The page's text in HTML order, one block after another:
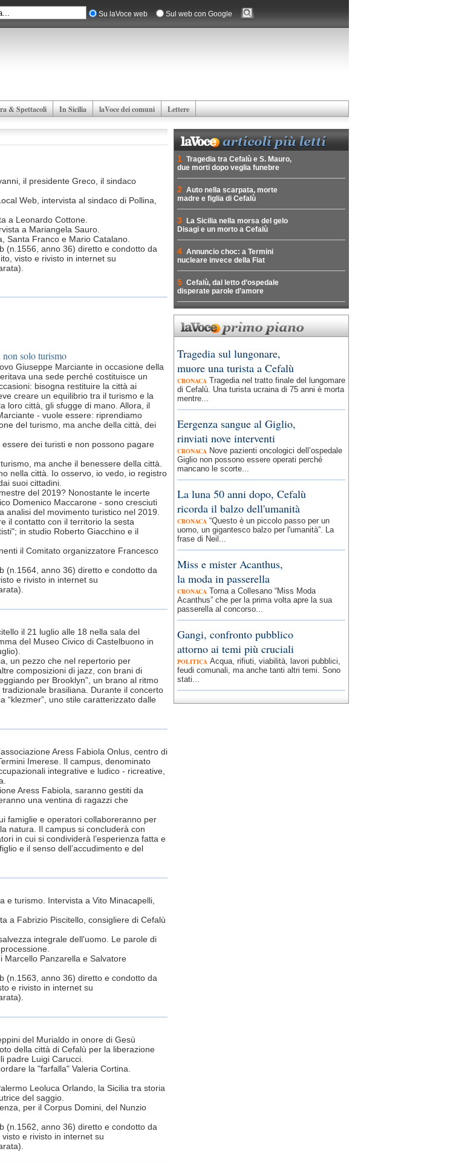
Su laVoce web Sul web con Google
& Spettacoli In Sicilia laVoce dei comuni Lettere
il presidente Greco, il sindaco
Web, intervista al sindaco di Pollina,
a Leonardo Cottone.
a Mariangela Sauro.
Santa Franco e Mario Catalano.
(n.1556, anno 36) diretto e condotto da
visto e rivisto in internet su
solo turismo
Giuseppe Marciante in occasione della
una sede perché costituisce un
bisogna restituire la città ai
creare un equilibrio tra il turismo e la
loro città, gli sfugge di mano. Allora, il
- vuole essere: riprendiamo
del turismo, ma anche della città, dei
dei turisti e non possono pagare
ma anche il benessere della città.
nella città. Io osservo, io vedo, io registro
suoi cittadini.
del 2019? Nonostante le incerte
Domenico Maccarone - sono cresciuti
del movimento turistico nel 2019.
il contatto con il territorio la sesta
in studio Roberto Giacchino e il
il Comitato organizzatore Francesco
(n.1564, anno 36) diretto e condotto da
e rivisto in internet su
il 21 luglio alle 18 nella sala del
del Museo Civico di Castelbuono in
un pezzo che nel repertorio per
composizioni di jazz, con brani di
per Brooklyn”, un brano al ritmo
brasiliana. Durante il concerto
“klezmer”, uno stile caratterizzato dalle
Aress Fabiola Onlus, centro di
Imerese. Il campus, denominato
integrative e ludico - ricreative,
Aress Fabiola, saranno gestiti da
una ventina di ragazzi che
famiglie e operatori collaboreranno per
natura. Il campus si concluderà con
in cui si condividerà l’esperienza fatta e
e il senso dell’accudimento e del
e turismo. Intervista a Vito Minacapelli,
a Fabrizio Piscitello, consigliere di Cefalù
integrale dell'uomo. Le parole di
Marcello Panzarella e Salvatore
(n.1563, anno 36) diretto e condotto da
e rivisto in internet su
del Murialdo in onore di Gesù
della città di Cefalù per la liberazione
padre Luigi Carucci.
la "farfalla" Valeria Cortina.
Leoluca Orlando, la Sicilia tra storia
del saggio.
per il Corpus Domini, del Nunzio
(n.1562, anno 36) diretto e condotto da
e rivisto in internet su
1 Tragedia tra Cefalù e S. Mauro,
due morti dopo veglia funebre
2 Auto nella scarpata, morte
madre e figlia di Cefalù
3
La Sicilia nella morsa del gelo
Disagi e un morto a Cefalù
4 Annuncio choc: a Termini
nucleare invece della Fiat
5 Cefalù, dal letto d’ospedale
disperate parole d’amore
Tragedia sul lungonare,
muore una turista a Cefalù
CRONACA Tragedia nel tratto finale del lungomare
di Cefalù. Una turista ucraina di 75 anni è morta
mentre...
Eergenza sangue al Giglio,
rinviati nove interventi
CRONACA Nove pazienti oncologici dell’ospedale
Giglio non possono essere operati perché
mancano le scorte...
La luna 50 anni dopo, Cefalù
ricorda il balzo dell'umanità
CRONACA “Questo è un piccolo passo per un
uomo, un gigantesco balzo per l'umanità”. La
frase di Neil...
Miss e mister Acanthus,
la moda in passerella
CRONACA Torna a Collesano “Miss Moda
Acanthus” che per la prima volta apre la sua
passerella al concorso...
Gangi, confronto pubblico
attorno ai temi più cruciali
POLITICA Acqua, rifiuti, viabilità, lavori pubblici,
feudi comunali, ma anche tanti altri temi. Sono
stati...